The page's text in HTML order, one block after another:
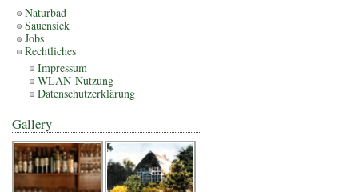
Naturbad
Sauensiek
Jobs
Rechtliches
Impressum
WLAN-Nutzung
Datenschutzerklärung
Gallery